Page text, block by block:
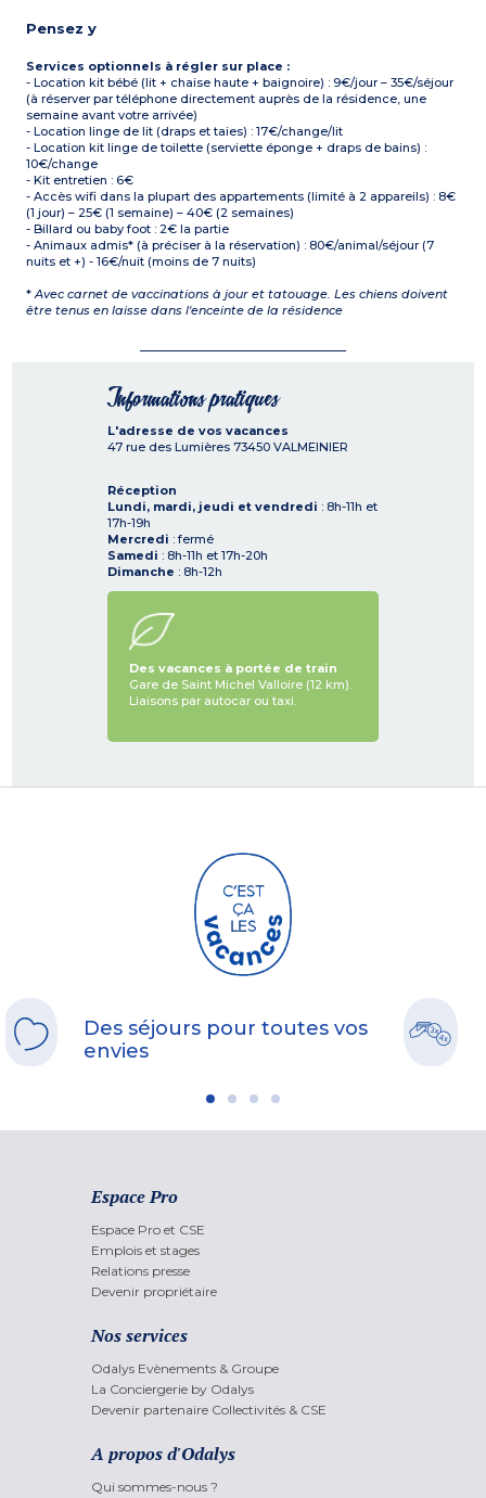
Pensez y
Services optionnels à régler sur place :
- Location kit bébé (lit + chaise haute + baignoire) : 9€/jour – 35€/séjour
(à réserver par téléphone directement auprès de la résidence, une
semaine avant votre arrivée)
- Location linge de lit (draps et taies) : 17€/change/lit
- Location kit linge de toilette (serviette éponge + draps de bains) :
10€/change
- Kit entretien : 6€
- Accès wifi dans la plupart des appartements (limité à 2 appareils) : 8€
(1 jour) – 25€ (1 semaine) – 40€ (2 semaines)
- Billard ou baby foot : 2€ la partie
- Animaux admis* (à préciser à la réservation) : 80€/animal/séjour (7
nuits et +) - 16€/nuit (moins de 7 nuits)
*Avec carnet de vaccinations à jour et tatouage. Les chiens doivent
être tenus en laisse dans l'enceinte de la résidence
Informations pratiques
L'adresse de vos vacances
47 rue des Lumières 73450 VALMEINIER
Réception
Lundi, mardi, jeudi et vendredi : 8h-11h et
17h-19h
Mercredi : fermé
Samedi : 8h-11h et 17h-20h
Dimanche : 8h-12h
Des vacances à portée de train
Gare de Saint Michel Valloire (12 km).
Liaisons par autocar ou taxi.
Des séjours pour toutes vos
envies
Espace Pro
Espace Pro et CSE
Emplois et stages
Relations presse
Devenir propriétaire
Nos services
Odalys Evènements & Groupe
La Conciergerie by Odalys
Devenir partenaire Collectivités & CSE
A propos d'Odalys
Qui sommes-nous ?